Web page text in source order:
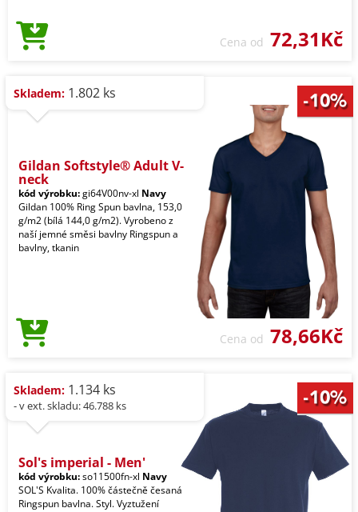
Cena od 72,31Kč
Skladem: 1.802 ks
Gildan Softstyle® Adult V-
neck
kód výrobku:gi64V00nv-xl Navy
Gildan 100% Ring Spun bavlna, 153,0
g/m2 (bílá 144,0 g/m2). Vyrobeno z
naší jemné směsi bavlny Ringspun a
bavlny, tkanin
Cena od 78,66Kč
Skladem: 1.134 ks
- v ext. skladu: 46.788 ks
Sol's imperial - Men'
kód výrobku:so11500fn-xl Navy
SOL'S Kvalita. 100% částečně česaná
Ringspun bavlna. Styl. Vyztužení